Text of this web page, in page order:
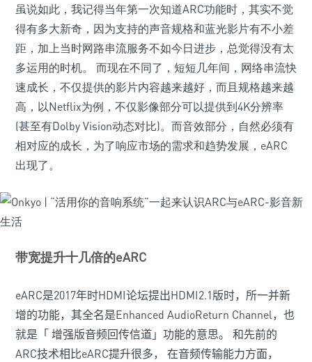
虽说如此，我记得当年第一次知道ARC功能时，其实不觉
得有多大新奇，因为支持的声音规格和蓝光影片有不小差
距，加上当时网路串流服务不如今日进步，总觉得没有太
多运用的时机。 而现在不同了，短短几年间，网络串流快
速成长，不仅提供的影片内容越来越好，而且规格越来越
高，以Netflix为例，不仅影像部分可以提供到4K分辨率
(甚至有Dolby Vision动态对比)。而音效部分，自然必须有
相对应的成长，为了响应市场的需求和趋势发展，eARC
出现了。
带宽提升十几倍的eARC
eARC是2017年时HDMI论坛提出HDMI2.1版时，所一并新
增的功能，其全名是Enhanced AudioReturn Channel，也
就是「 增强版音频回传信道」功能的意思。 和先前的
ARC技术相比eARC提升很多， 在音频传输能力方面，